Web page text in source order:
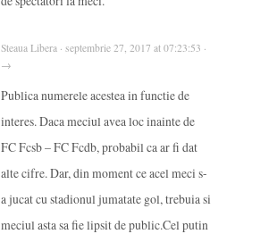
Steaua Libera · septembrie 27, 2017 at 07:23:53 ·
→
Publica numerele acestea in functie de
interes. Daca meciul avea loc inainte de
FC Fcsb – FC Fcdb, probabil ca ar fi dat
alte cifre. Dar, din moment ce acel meci s-
a jucat cu stadionul jumatate gol, trebuia si
meciul asta sa fie lipsit de public.Cel putin